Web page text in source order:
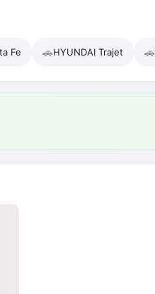
Fe 🚗HYUNDAI Trajet 🚗